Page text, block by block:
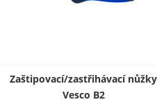
Zaštipovací/zastřihávací nůžky
Vesco B2